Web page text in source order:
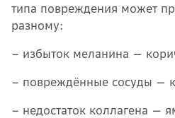
типа повреждения может
разному:
– избыток меланина —
– повреждённые сосуды —
– недостаток коллагена —